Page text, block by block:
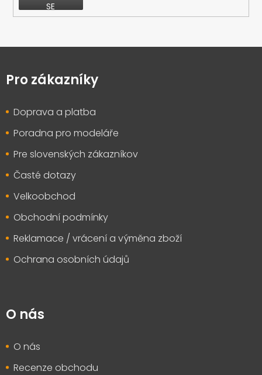
SE
Z
pPro zákazníky
Doprava a platba
Poradna pro modeláře
Pre slovenských zákazníkov
Časté dotazy
Velkoobchod
Obchodní podmínky
Reklamace / vrácení a výměna zboží
Ochrana osobních údajů
O nás
O nás
Recenze obchodu